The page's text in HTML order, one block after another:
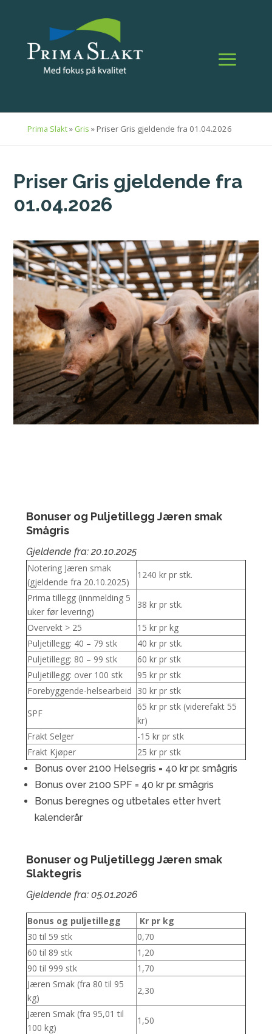
Prima Slakt» Gris »Priser Gris gjeldende fra 01.04.2026
Priser Gris gjeldende fra
01.04.2026
Bonuser og Puljetillegg Jæren smak
Smågris
Gjeldende fra: 20.10.2025
Notering Jæren smak
(gjeldende fra 20.10.2025)
1240 kr pr stk.
Prima tillegg (innmelding 5
uker før levering)
38 kr pr stk.
Overvekt > 25
15 kr pr kg
Puljetillegg: 40 – 79 stk
40 kr pr stk.
Puljetillegg: 80 – 99 stk
60 kr pr stk
Puljetillegg: over 100 stk
95 kr pr stk
Forebyggende-helsearbeid 30 kr pr stk
SPF
65 kr pr stk (viderefakt 55
kr)
Frakt Selger
-15 kr pr stk
Frakt Kjøper
25 kr pr stk
Bonus over 2100 Helsegris = 40 kr pr. smågris
Bonus over 2100 SPF = 40 kr pr. smågris
Bonus beregnes og utbetales etter hvert
kalenderår
Bonuser og Puljetillegg Jæren smak
Slaktegris
Gjeldende fra: 05.01.2026
Bonus og puljetillegg
Kr pr kg
30 til 59 stk
0,70
60 til 89 stk
1,20
90 til 999 stk
1,70
Jæren Smak (fra 80 til 95
kg)
2,30
Jæren Smak (fra 95,01 til
100 kg)
1,50